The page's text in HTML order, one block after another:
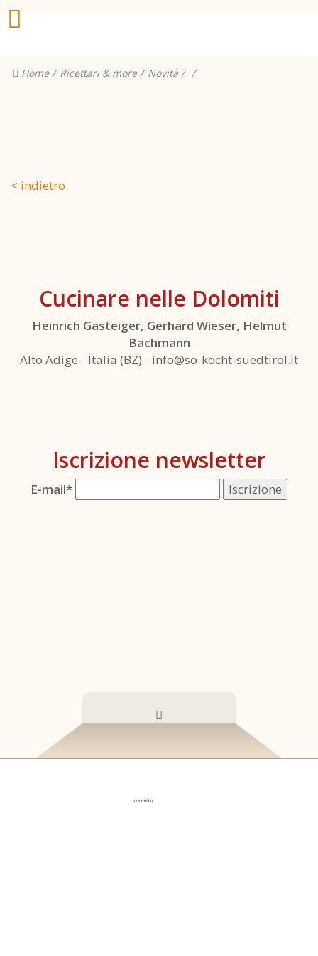
Home Ricettari & more Novità
< indietro
Cucinare nelle Dolomiti
Heinrich Gasteiger, Gerhard Wieser, Helmut
Bachmann
Alto Adige - Italia (BZ) - info@so-kocht-suedtirol.it
Iscrizione newsletter
E-mail* Iscrizione